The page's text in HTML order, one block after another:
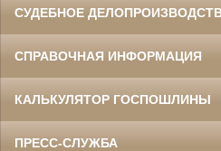
СУДЕБНОЕ
СПРАВОЧНАЯ ИНФОРМАЦИЯ
КАЛЬКУЛЯТОР ГОСПОШЛИНЫ
ПРЕСС-СЛУЖБА